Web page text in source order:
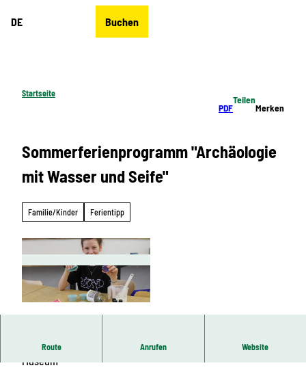
DE Buchen
Startseite
PDF
Teilen
Merken
Sommerferienprogramm "Archäologie
mit Wasser und Seife"
Familie/Kinder Ferientipp
Route Anrufen Website
Bei einem Rundgang durch die Ausstellung des Staatliches
Museum